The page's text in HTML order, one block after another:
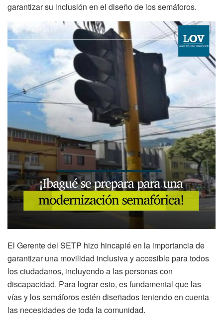
garantizar su inclusión en el diseño de los semáforos.
El Gerente del SETP hizo hincapié en la importancia de
garantizar una movilidad inclusiva y accesible para todos
los ciudadanos, incluyendo a las personas con
discapacidad. Para lograr esto, es fundamental que las
vías y los semáforos estén diseñados teniendo en cuenta
las necesidades de toda la comunidad.